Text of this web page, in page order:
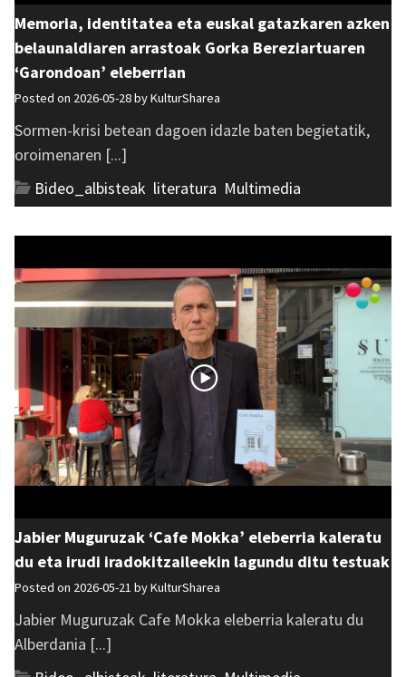
Memoria, identitatea eta euskal gatazkaren azken
belaunaldiaren arrastoak Gorka Bereziartuaren
‘Garondoan’ eleberrian
Posted on 2026-05-28 byKulturSharea
Sormen-krisi betean dagoen idazle baten begietatik,
oroimenaren [...]
Bideo_albisteak literatura Multimedia
Jabier Muguruzak ‘Cafe Mokka’ eleberria kaleratu
du eta irudi iradokitzaileekin lagundu ditu testuak
Posted on 2026-05-21 byKulturSharea
Jabier Muguruzak Cafe Mokka eleberria kaleratu du
Alberdania [...]